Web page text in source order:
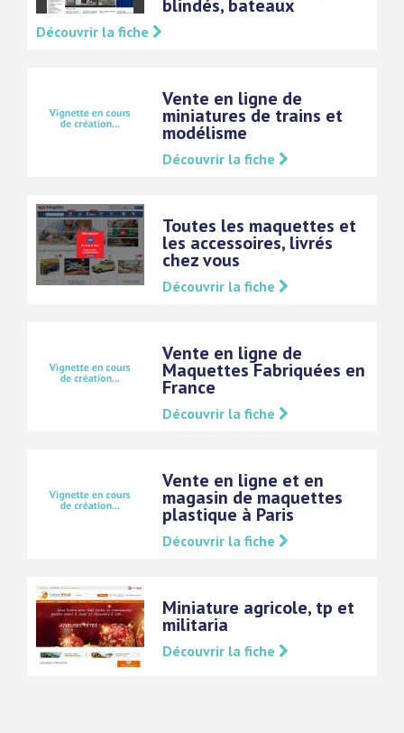
blindés, bateaux
Découvrir la fiche
Vente en ligne de
miniatures de trains et
modélisme
Découvrir la fiche
Toutes les maquettes et
les accessoires, livrés
chez vous
Découvrir la fiche
Vente en ligne de
Maquettes Fabriquées en
France
Découvrir la fiche
Vente en ligne et en
magasin de maquettes
plastique à Paris
Découvrir la fiche
Miniature agricole, tp et
militaria
Découvrir la fiche